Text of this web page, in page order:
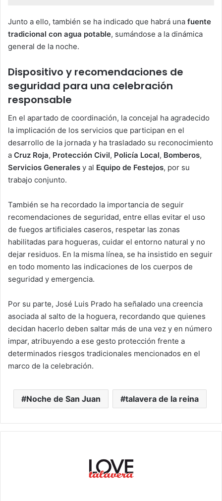
Junto a ello, también se ha indicado que habrá una fuente
tradicional con agua potable, sumándose a la dinámica
general de la noche.
Dispositivo y recomendaciones de
seguridad para una celebración
responsable
En el apartado de coordinación, la concejal ha agradecido
la implicación de los servicios que participan en el
desarrollo de la jornada y ha trasladado su reconocimiento
a Cruz Roja, Protección Civil, Policía Local, Bomberos,
Servicios Generales y al Equipo de Festejos, por su
trabajo conjunto.
También se ha recordado la importancia de seguir
recomendaciones de seguridad, entre ellas evitar el uso
de fuegos artificiales caseros, respetar las zonas
habilitadas para hogueras, cuidar el entorno natural y no
dejar residuos. En la misma línea, se ha insistido en seguir
en todo momento las indicaciones de los cuerpos de
seguridad y emergencia.
Por su parte, José Luis Prado ha señalado una creencia
asociada al salto de la hoguera, recordando que quienes
decidan hacerlo deben saltar más de una vez y en número
impar, atribuyendo a ese gesto protección frente a
determinados riesgos tradicionales mencionados en el
marco de la celebración.
Noche de San Juan talavera de la reina